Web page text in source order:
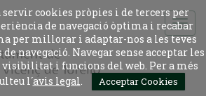
servir cookies pròpies i de tercers per
de navegació òptima i recabar
per millorar i adaptar-nos a les teves
navegació. Navegar sense acceptar les
i funcions del web. Per a més
l´avis legal. Acceptar Cookies